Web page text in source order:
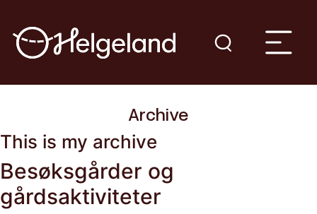
Archive
This is my archive
Besøksgårder og
gårdsaktiviteter